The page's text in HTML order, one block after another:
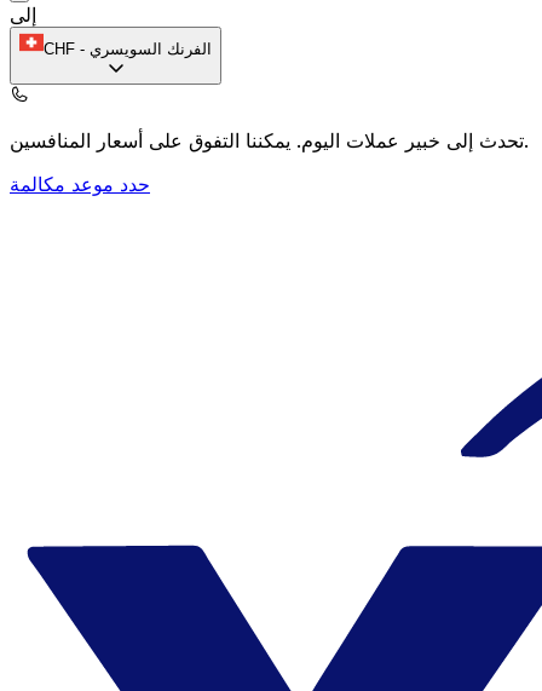
إلى
CHF - الفرنك السويسري
تحدث إلى خبير عملات اليوم.يمكننا التفوق على أسعار المنافسين.
حدد موعد مكالمة